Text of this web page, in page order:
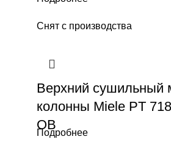
Снят с производства
Верхний сушильный
колонны Miele PT
OB
Подробнее